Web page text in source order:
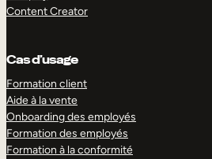
Content Creator
Cas d’usage
Formation client
Aide à la vente
Onboarding des employés
Formation des employés
Formation à la conformité